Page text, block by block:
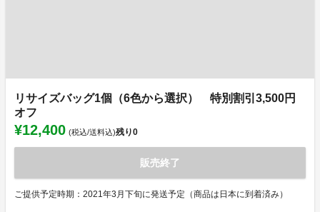
リサイズバッグ1個（6色から選択） 特別割引3,500円
オフ
¥12,400 (税込/送料込)残り0
販売終了
ご提供予定時期：2021年3月下旬に発送予定（商品は日本に到着済み）